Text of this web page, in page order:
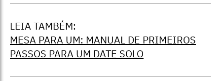
LEIA TAMBÉM:
MESA PARA UM: MANUAL DE PRIMEIROS
PASSOS PARA UM DATE SOLO